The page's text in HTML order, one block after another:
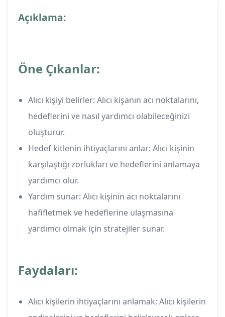
Açıklama:
Öne Çıkanlar:
Alıcı kişiyi belirler: Alıcı kişanın acı noktalarını,
hedeflerini ve nasıl yardımcı olabileceğinizi
oluşturur.
Hedef kitlenin ihtiyaçlarını anlar: Alıcı kişinin
karşılaştığı zorlukları ve hedeflerini anlamaya
yardımcı olur.
Yardım sunar: Alıcı kişinin acı noktalarını
hafifletmek ve hedeflerine ulaşmasına
yardımcı olmak için stratejiler sunar.
Faydaları:
Alıcı kişilerin ihtiyaçlarını anlamak: Alıcı kişilerin